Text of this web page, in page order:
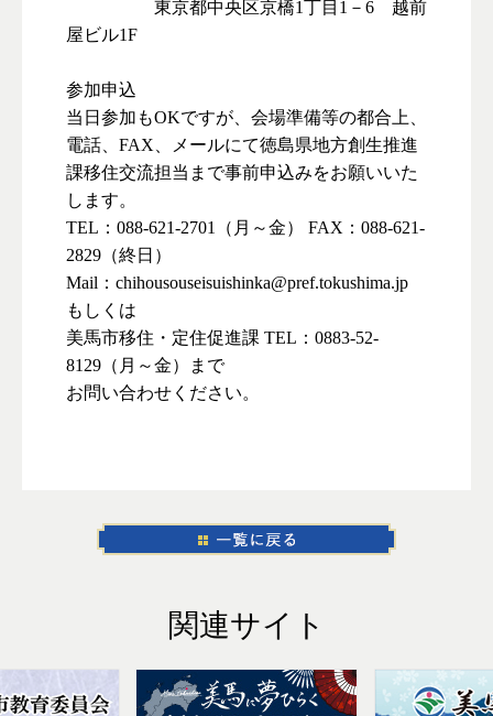
東京都中央区京橋1丁目1－6 越前
屋ビル1F
参加申込
当日参加もOKですが、会場準備等の都合上、
電話、FAX、メールにて徳島県地方創生推進
課移住交流担当まで事前申込みをお願いいた
します。
TEL：088-621-2701（月～金） FAX：088-621-
2829（終日）
Mail：chihousouseisuishinka@pref.tokushima.jp
もしくは
美馬市移住・定住促進課 TEL：0883-52-
8129（月～金）まで
お問い合わせください。
関連サイト